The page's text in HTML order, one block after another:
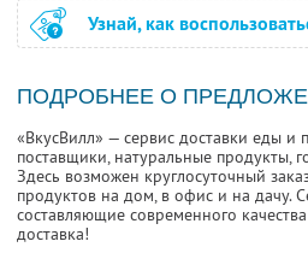
Узнай, как
ПОДРОБНЕЕ О
«ВкусВилл» — сервис доставки еды и
поставщики, натуральные продукты,
Здесь возможен круглосуточный
продуктов на дом, в офис и на дачу.
составляющие современного
доставка!